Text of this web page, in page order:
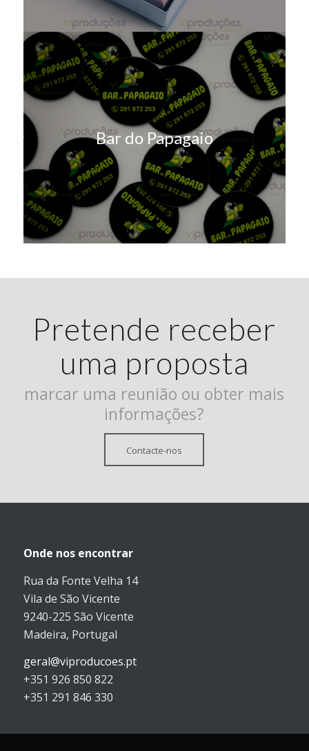
Bar do Papagaio
Pretende receber
uma proposta
marcar uma reunião ou obter mais
informações?
Contacte-nos
Onde nos encontrar
Rua da Fonte Velha 14
Vila de São Vicente
9240-225 São Vicente
Madeira, Portugal
geral@viproducoes.pt
+351 926 850 822
+351 291 846 330